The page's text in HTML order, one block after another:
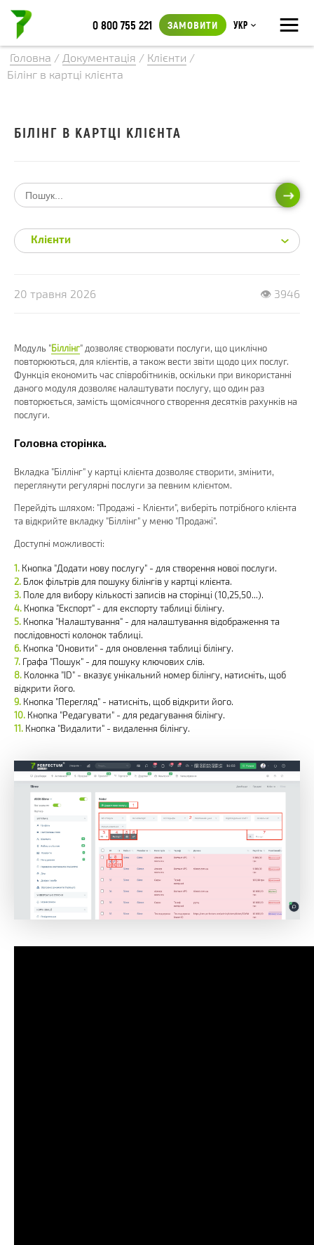
≡
0 800 755 221 ЗАМОВИТИ Укр
Головна / Документація / Клієнти /
Білінг в картці клієнта
20 травня 2026 👁 3946
Модуль "Біллінг" дозволяє створювати послуги, що циклічно
повторюються, для клієнтів, а також вести звіти щодо цих послуг.
Функція економить час співробітників, оскільки при використанні
даного модуля дозволяє налаштувати послугу, що один раз
повторюється, замість щомісячного створення десятків рахунків на
послуги.
Головна сторінка.
Вкладка "Біллінг" у картці клієнта дозволяє створити, змінити,
переглянути регулярні послуги за певним клієнтом.
Перейдіть шляхом: "Продажі - Клієнти", виберіть потрібного клієнта
та відкрийте вкладку "Біллінг" у меню "Продажі".
Доступні можливості:
Кнопка "Додати нову послугу" - для створення нової послуги.
Блок фільтрів для пошуку білінгів у картці клієнта.
Поле для вибору кількості записів на сторінці (10,25,50...).
Кнопка "Експорт" - для експорту таблиці білінгу.
Кнопка "Налаштування" - для налаштування відображення та
послідовності колонок таблиці.
Кнопка "Оновити" - для оновлення таблиці білінгу.
Графа "Пошук" - для пошуку ключових слів.
Колонка "ID" - вказує унікальний номер білінгу, натисніть, щоб
відкрити його.
Кнопка "Перегляд" - натисніть, щоб відкрити його.
Кнопка "Редагувати" - для редагування білінгу.
Кнопка "Видалити" - видалення білінгу.
БІЛІНГ В КАРТЦІ КЛІЄНТА
Клієнти